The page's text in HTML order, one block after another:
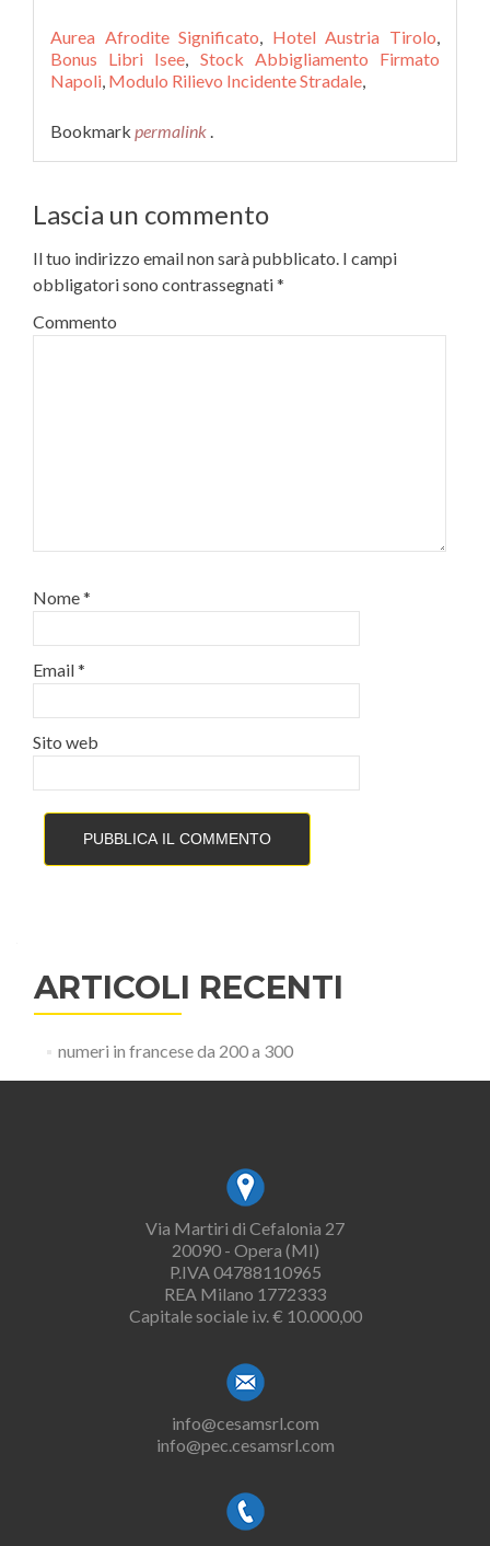
Aurea Afrodite Significato, Hotel Austria Tirolo,
Bonus Libri Isee, Stock Abbigliamento Firmato
Napoli, Modulo Rilievo Incidente Stradale,
Bookmark permalink .
Lascia un commento
Il tuo indirizzo email non sarà pubblicato. I campi
obbligatori sono contrassegnati*
Commento
Nome*
Email*
Sito web
ARTICOLI RECENTI
numeri in francese da 200 a 300
Via Martiri di Cefalonia 27
20090 - Opera (MI)
P.IVA 04788110965
REA Milano 1772333
Capitale sociale i.v. € 10.000,00
info@cesamsrl.com
info@pec.cesamsrl.com